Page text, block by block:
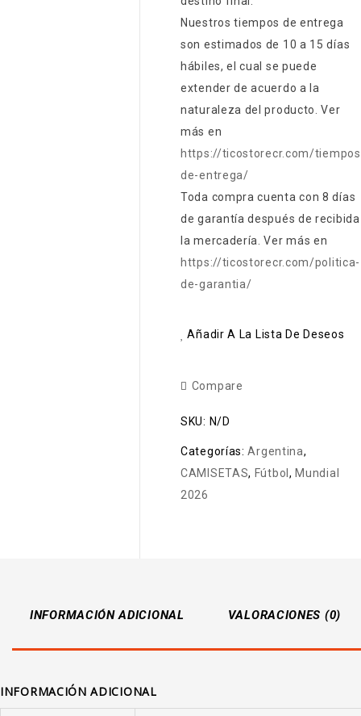
Nuestros tiempos de entrega
son estimados de 10 a 15 días
hábiles, el cual se puede
extender de acuerdo a la
naturaleza del producto. Ver
más en
https://ticostorecr.com/
de-entrega/
Toda compra cuenta con 8 días
de garantía después de recibida
la mercadería. Ver más en
https://ticostorecr.com/politica-
de-garantia/
Añadir A La Lista De Deseos
Compare
SKU: N/D
Categorías:Argentina,
CAMISETAS, Fútbol , Mundial
2026
INFORMACIÓN ADICIONAL VALORACIONES (0)
INFORMACIÓN ADICIONAL